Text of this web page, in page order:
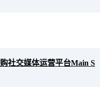
社交媒体运营平台Main S